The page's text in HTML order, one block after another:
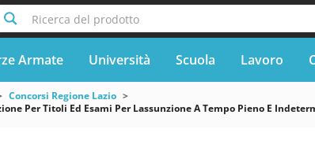
Ricerca del prodotto
Armate Università Scuola Lavoro
Concorsi Regione Lazio
Per Titoli Ed Esami Per Lassunzione A Tempo Pieno E